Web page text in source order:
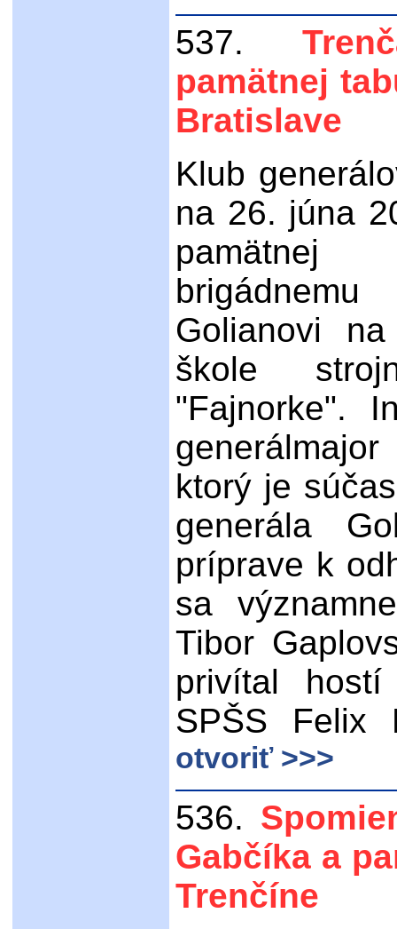
537.
pamätnej
Bratislave
Klub
na 26. júna
Golianovi
škole
"Fajnorke".
ktorý je
generála
príprave k
sa
Tibor
privítal
SPŠS Felix
otvoriť >>>
536.
Gabčíka a
Trenčíne